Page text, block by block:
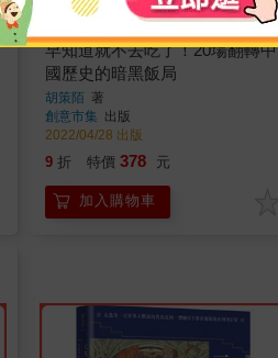
早知道就不去吃了！20場翻轉中
國歷史的暗黑飯局
胡策陌著
創意市集 出版
2022/04/28 出版
9 折 特價 378 元
加入購物車